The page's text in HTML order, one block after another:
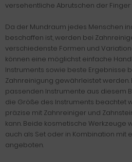
versehentliche Abrutschen der Finger
Da der Mundraum jedes Menschen
beschaffen ist, werden bei
verschiedenste Formen und
können eine möglichst einfache
Instruments sowie beste Ergebnisse
Zahnreinigung gewährleistet werden.
passenden Instrumente aus diesem
die Größe des Instruments beachtet
präzise mit Zahnreiniger und
kann. Beide kosmetische Werkzeuge
auch als Set oder in Kombination mit
angeboten.